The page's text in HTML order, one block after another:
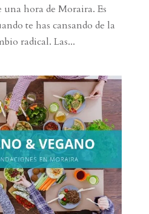
hora de Moraira. Es
te has cansando de la
radical. Las...